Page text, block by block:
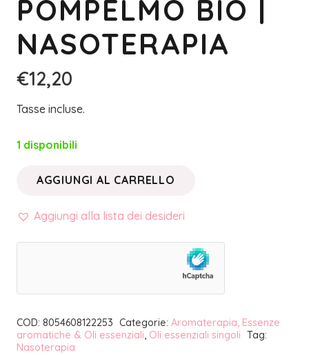
POMPELMO BIO |
NASOTERAPIA
€12,20
Tasse incluse.
1 disponibili
ESSENZIALE
BIO
AGGIUNGI AL CARRELLO
Aggiungi alla lista dei desideri
COD: 8054608122253 Categorie: Aromaterapia, Essenze
aromatiche & Oli essenziali, Oli essenziali singoli Tag:
Nasoterapia